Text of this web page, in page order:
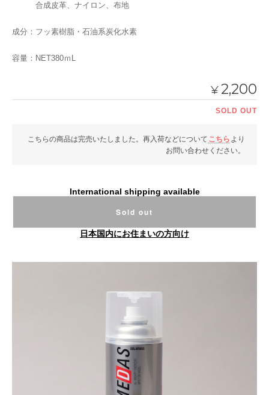
合成皮革、ナイロン、布地
成分：フッ素樹脂・石油系炭化水素
容量：NET380ｍL
¥2,200
SOLD OUT
こちらの商品は完売いたしました。再入荷などについて こちら より
お問い合わせください。
International shipping available
Sold out
日本国内にお住まいの方向け